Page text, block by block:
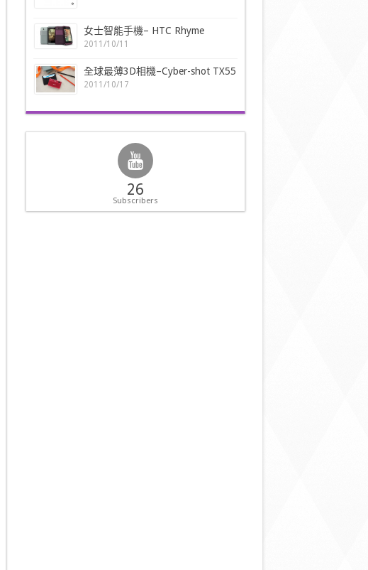
女士智能手機– HTC Rhyme
2011/10/11
全球最薄3D相機–Cyber-shot TX55
2011/10/17
26
Subscribers